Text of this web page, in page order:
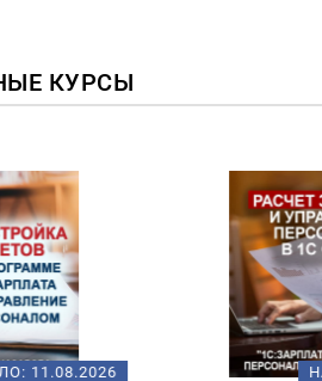
КУРСЫ
НАЧАЛО:14.08.2026
ХИТ!